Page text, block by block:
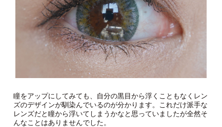
瞳をアップにしてみても、自分の黒目から浮くこともなくレン
ズのデザインが馴染んでいるのが分かります。これだけ派手な
レンズだと瞳から浮いてしまうかなと思っていましたが全然そ
んなことはありませんでした。